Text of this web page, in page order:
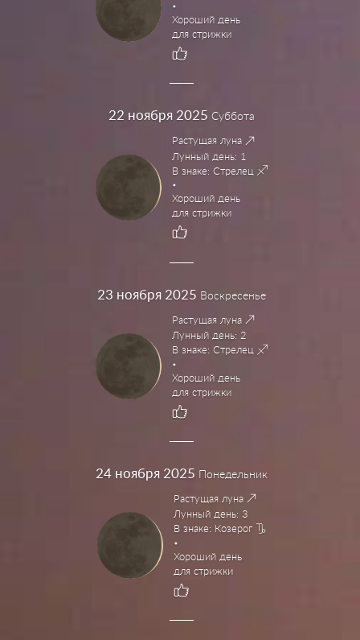
Хороший день
для стрижки
22 ноября 2025 Суббота
Растущая луна
Лунный день: 1
В знаке: Стрелец
Хороший день
для стрижки
23 ноября 2025 Воскресенье
Растущая луна
Лунный день: 2
В знаке: Стрелец
Хороший день
для стрижки
24 ноября 2025 Понедельник
Растущая луна
Лунный день: 3
В знаке: Козерог
Хороший день
для стрижки